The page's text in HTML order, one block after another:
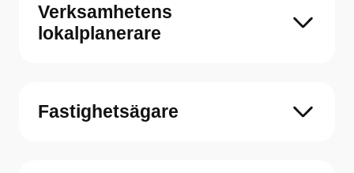
Verksamhetens
lokalplanerare
Fastighetsägare